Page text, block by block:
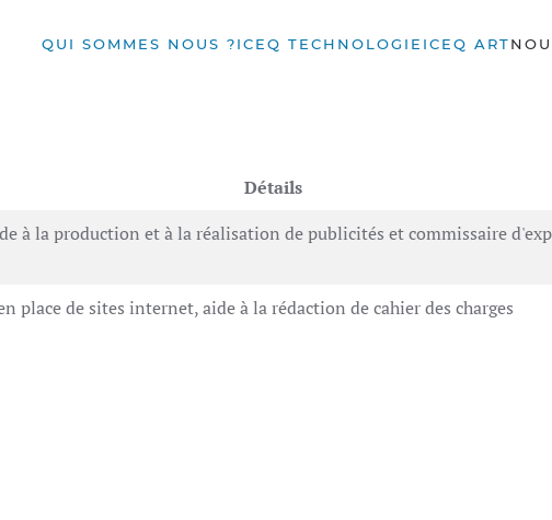
QUI SOMMES NOUS ?ICEQ TECHNOLOGIE ICEQ ART
Détails
à la production et à la réalisation de publicités et commissaire
place de sites internet, aide à la rédaction de cahier des charges